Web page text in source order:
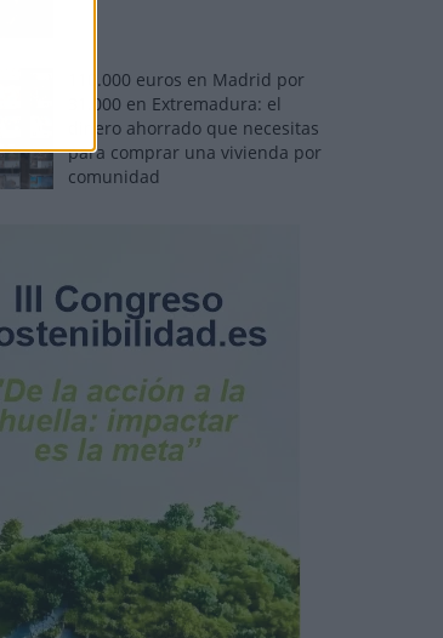
110.000 euros en Madrid por
31.000 en Extremadura: el
dinero ahorrado que necesitas
para comprar una vivienda por
comunidad